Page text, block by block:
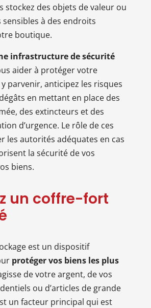
stockez des objets de valeur ou
à des endroits
boutique.
infrastructure de sécurité
aider à protéger votre
parvenir, anticipez les risques
en mettant en place des
des extincteurs et des
d’urgence. Le rôle de ces
les autorités adéquates en cas
la sécurité de vos
biens.
un coffre-fort
est un dispositif
protéger vos biens les plus
de votre argent, de vos
ou d’articles de grande
un facteur principal qui est